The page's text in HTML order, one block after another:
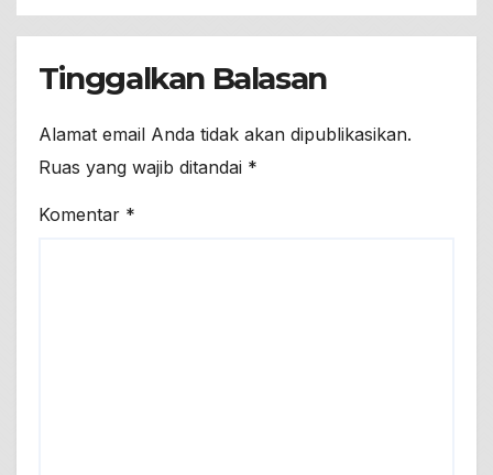
Tinggalkan Balasan
Alamat email Anda tidak akan dipublikasikan.
Ruas yang wajib ditandai *
Komentar *